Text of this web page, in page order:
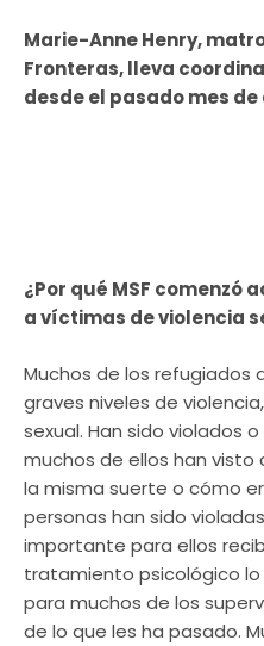
Marie-Anne Henry,
Fronteras, lleva
desde el pasado mes
¿Por qué MSF comenzó
a víctimas de violencia
Muchos de los refugiados
graves niveles de
sexual. Han sido violados
muchos de ellos han visto
la misma suerte o cómo
personas han sido
importante para ellos
tratamiento psicológico
para muchos de los
de lo que les ha pasado.